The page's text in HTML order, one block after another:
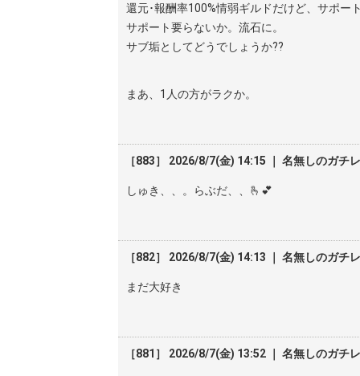
還元･報酬率100%情弱ギルドだけど、サポー
サポート要らないか。流石に。
サブ垢としてどうでしょうか??
まあ、1人の方がラクか。
［883］ 2026/8/7(金) 14:15 ｜ 名無しのガチ
しゅき、、。らぶだ、、🫰💕
［882］ 2026/8/7(金) 14:13 ｜ 名無しのガチ
まだ大好き
［881］ 2026/8/7(金) 13:52 ｜ 名無しのガチ